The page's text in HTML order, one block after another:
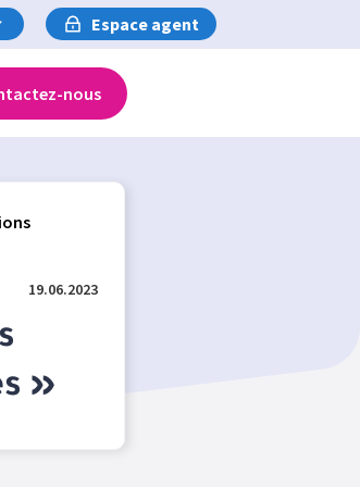
Espace agent
nous
19.06.2023
»